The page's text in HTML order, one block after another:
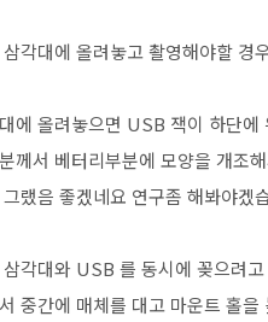
각대에 올려놓고 촬영해야할 경
에 올려놓으면 USB 잭이 하단
께서 베터리부분에 모양을 개조
랬음 좋겠네요 연구좀 해봐야겠
삼각대와 USB 를 동시에 꽂으려
중간에 매체를 대고 마운트 홀을